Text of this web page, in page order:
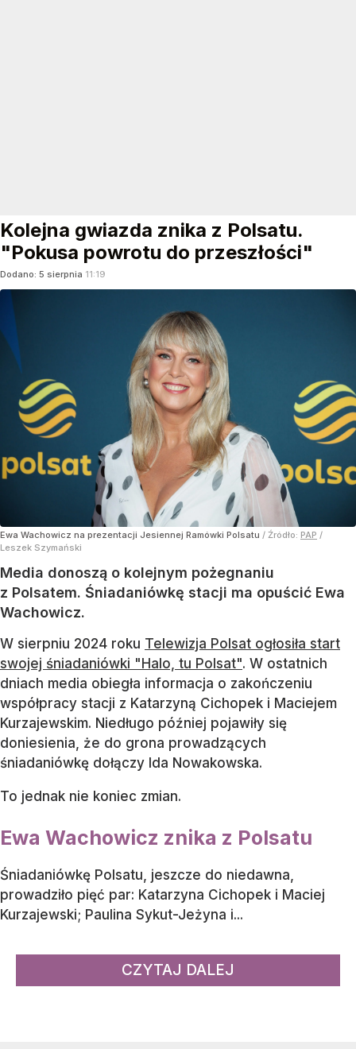
Kolejna gwiazda znika z Polsatu.
"Pokusa powrotu do przeszłości"
Dodano: 5 sierpnia 11:19
Ewa Wachowicz na prezentacji Jesiennej Ramówki Polsatu / Źródło: PAP /
Leszek Szymański
Media donoszą o kolejnym pożegnaniu
z Polsatem. Śniadaniówkę stacji ma opuścić Ewa
Wachowicz.
W sierpniu 2024 roku Telewizja Polsat ogłosiła start
swojej śniadaniówki "Halo, tu Polsat". W ostatnich
dniach media obiegła informacja o zakończeniu
współpracy stacji z Katarzyną Cichopek i Maciejem
Kurzajewskim. Niedługo później pojawiły się
doniesienia, że do grona prowadzących
śniadaniówkę dołączy Ida Nowakowska.
To jednak nie koniec zmian.
Ewa Wachowicz znika z Polsatu
Śniadaniówkę Polsatu, jeszcze do niedawna,
prowadziło pięć par: Katarzyna Cichopek i Maciej
Kurzajewski; Paulina Sykut-Jeżyna i...
CZYTAJ DALEJ